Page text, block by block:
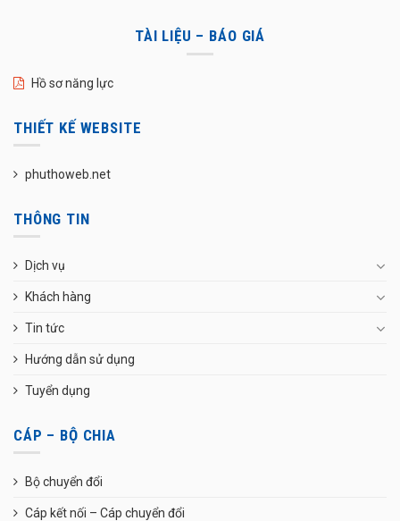
TÀI LIỆU – BÁO GIÁ
Hồ sơ năng lực
THIẾT KẾ WEBSITE
phuthoweb.net
THÔNG TIN
Dịch vụ
Khách hàng
Tin tức
Hướng dẫn sử dụng
Tuyển dụng
CÁP – BỘ CHIA
Bộ chuyển đổi
Cáp kết nối – Cáp chuyển đổi